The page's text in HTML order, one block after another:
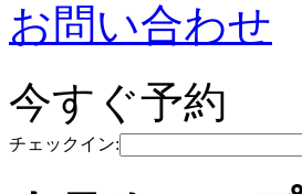
お問い合わせ
今すぐ予約
チェックイン: